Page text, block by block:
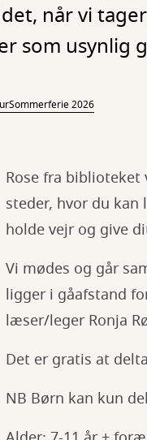
når vi
som usynlig
Sommerferie 2026
Rose fra
steder, hvor du kan
holde vejr og give
Vi mødes og går
ligger i gåafstand
læser/leger Ronja
Det er gratis at
NB Børn kan kun